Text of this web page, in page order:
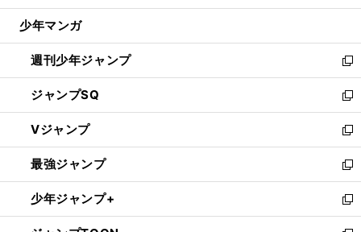
ウ
開
く
少年マンガ
週刊少年ジャンプ
新
し
い
ウ
ィ
ン
ド
ウ
で
開
ジャンプSQ
新
し
い
ウ
ィ
ン
ド
ウ
Vジャンプ
新
し
い
ウ
ィ
ン
最強ジャンプ
新
し
い
ウ
少年ジャンプ+
新
し